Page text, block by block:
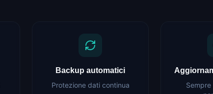
Backup automatici
Protezione dati continua
Sempre